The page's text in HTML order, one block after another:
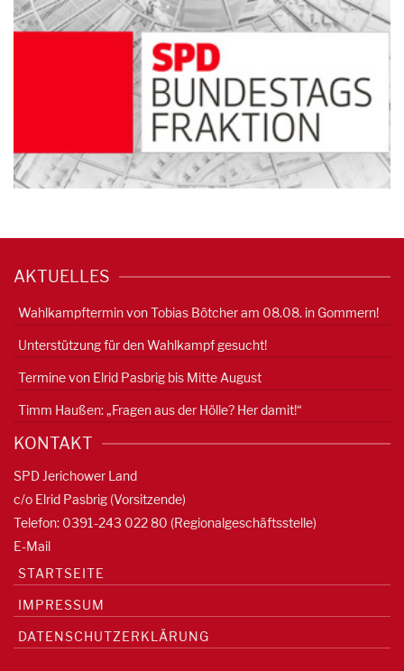
AKTUELLES
Wahlkampftermin von Tobias Bötcher am 08.08. in Gommern!
Unterstützung für den Wahlkampf gesucht!
Termine von Elrid Pasbrig bis Mitte August
Timm Haußen: „Fragen aus der Hölle? Her damit!“
KONTAKT
SPD Jerichower Land
c/o Elrid Pasbrig (Vorsitzende)
Telefon: 0391-243 022 80 (Regionalgeschäftsstelle)
E-Mail
STARTSEITE
IMPRESSUM
DATENSCHUTZERKLÄRUNG